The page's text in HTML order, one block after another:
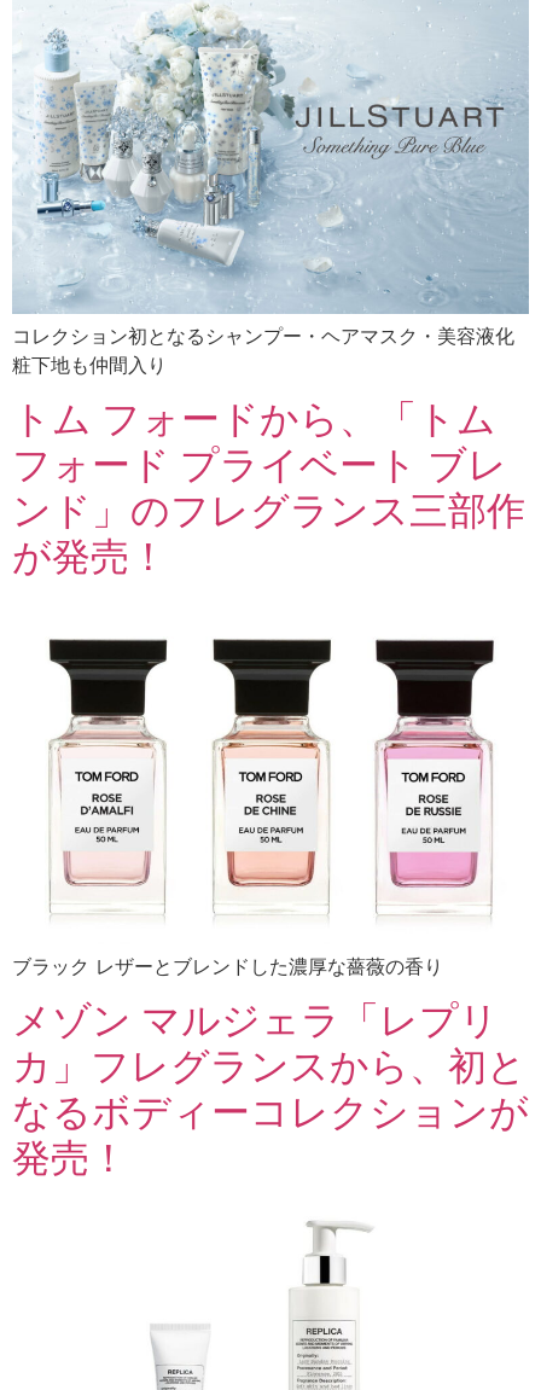
コレクション初となるシャンプー・ヘアマスク・美容液化
粧下地も仲間入り
トム フォードから、「トム
フォード プライベート ブレ
ンド」のフレグランス三部作
が発売！
ブラック レザーとブレンドした濃厚な薔薇の香り
メゾン マルジェラ「レプリ
カ」フレグランスから、初と
なるボディーコレクションが
発売！